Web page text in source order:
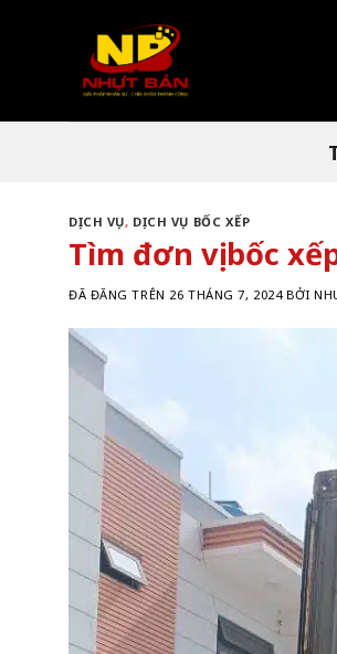
DỊCH VỤ, DỊCH VỤ BỐC XẾP
Tìm đơn vị bốc
ĐÃ ĐĂNG TRÊN 26 THÁNG 7, 2024 BỞI